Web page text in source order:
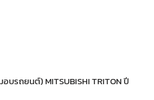
บรถยนต์) MITSUBISHI TRITON ปี